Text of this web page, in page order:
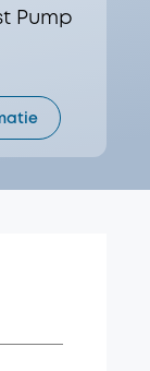
Pump